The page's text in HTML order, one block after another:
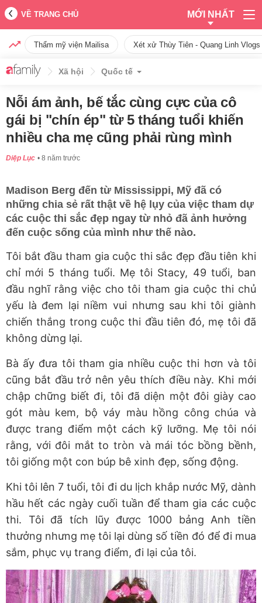
VỀ TRANG CHỦ MỚI NHẤT
Thẩm mỹ viện Mailisa Xét xử Thùy Tiên - Quang Linh
Xã hội Quốc tế
Nỗi ám ảnh, bế tắc cùng cực của cô
gái bị "chín ép" từ 5 tháng tuổi khiến
nhiều cha mẹ cũng phải rùng mình
Diệp Lục 8 năm trước
Madison Berg đến từ Mississippi, Mỹ đã có
những chia sẻ rất thật về hệ lụy của việc tham dự
các cuộc thi sắc đẹp ngay từ nhỏ đã ảnh hưởng
đến cuộc sống của mình như thế nào.
Tôi bắt đầu tham gia cuộc thi sắc đẹp đầu tiên khi
chỉ mới 5 tháng tuổi. Mẹ tôi Stacy, 49 tuổi, ban
đầu nghĩ rằng việc cho tôi tham gia cuộc thi chủ
yếu là đem lại niềm vui nhưng sau khi tôi giành
chiến thắng trong cuộc thi đầu tiên đó, mẹ tôi đã
không dừng lại.
Bà ấy đưa tôi tham gia nhiều cuộc thi hơn và tôi
cũng bắt đầu trở nên yêu thích điều này. Khi mới
chập chững biết đi, tôi đã diện một đôi giày cao
gót màu kem, bộ váy màu hồng công chúa và
được trang điểm một cách kỹ lưỡng. Mẹ tôi nói
rằng, với đôi mắt to tròn và mái tóc bồng bềnh,
tôi giống một con búp bê xinh đẹp, sống động.
Khi tôi lên 7 tuổi, tôi đi du lịch khắp nước Mỹ, dành
hầu hết các ngày cuối tuần để tham gia các cuộc
thi. Tôi đã tích lũy được 1000 bảng Anh tiền
thưởng nhưng mẹ tôi lại dùng số tiền đó để đi mua
sắm, phục vụ trang điểm, đi lại của tôi.